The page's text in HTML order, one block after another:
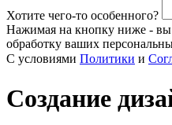
Хотите чего-то особенного?
Нажимая на кнопку ниже - вы
обработку ваших
С условиями Политики и
Создание